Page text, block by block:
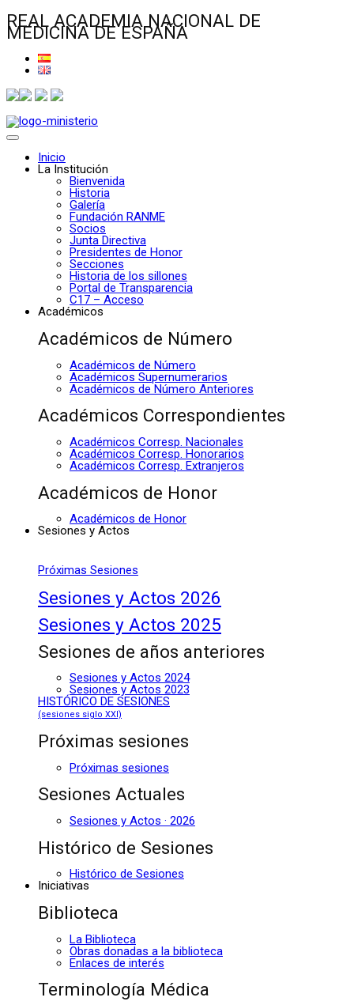
REAL ACADEMIA NACIONAL DE
MEDICINA DE ESPAÑA
Inicio
La Institución
Bienvenida
Historia
Galería
Fundación RANME
Socios
Junta Directiva
Presidentes de Honor
Secciones
Historia de los sillones
Portal de Transparencia
C17 – Acceso
Académicos
Académicos de Número
Académicos de Número
Académicos Supernumerarios
Académicos de Número Anteriores
Académicos Correspondientes
Académicos Corresp. Nacionales
Académicos Corresp. Honorarios
Académicos Corresp. Extranjeros
Académicos de Honor
Académicos de Honor
Sesiones y Actos
Próximas Sesiones
Sesiones y Actos 2026
Sesiones y Actos 2025
Sesiones de años anteriores
Sesiones y Actos 2024
Sesiones y Actos 2023
HISTÓRICO DE SESIONES
(sesiones siglo XXI)
Próximas sesiones
Próximas sesiones
Sesiones Actuales
Sesiones y Actos · 2026
Histórico de Sesiones
Histórico de Sesiones
Iniciativas
Biblioteca
La Biblioteca
Obras donadas a la biblioteca
Enlaces de interés
Terminología Médica